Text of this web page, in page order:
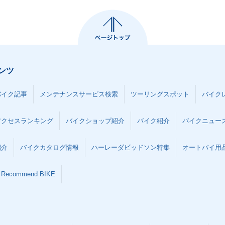
ツ
ク記事 メンテナンスサービス検索 ツーリングスポット バイク
セスランキング バイクショップ紹介 バイク紹介 バイクニュー
バイクカタログ情報 ハーレーダビッドソン特集 オートバイ用
Recommend BIKE